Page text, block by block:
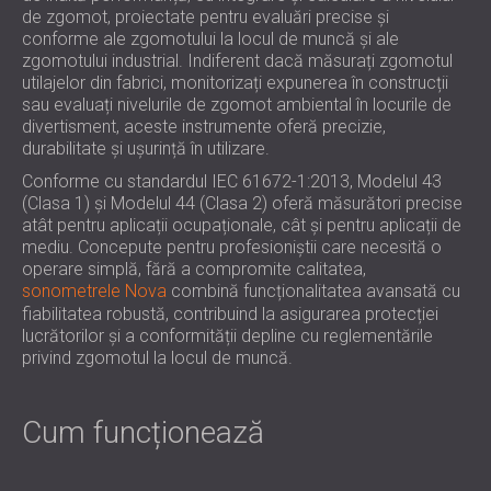
PENTRU HOTELURI
IZOLARE FONICA & PANOURI ACUSTICE
PENTRU SĂLI ȘI TEATRE
SOLUȚII DE IZOLARE FONICĂ ȘI ACUSTICĂ
PENTRU SPAȚII COMERCIALE
IZOLARE FONICĂ ȘI ACUSTICĂ PENTRU
UNITĂȚI DE ÎNVĂȚĂMÂNT
IZOLARE FONICA & PANOURI ACUSTICE
PENTRU UNITATILE DE ÎNGRIJIRE
MEDICALĂ
SOLUȚII DE IZOLARE FONICĂ ȘI ACUSTICĂ
PENTRU SECTORUL AUDIOLOGIE
SOLUȚII DE IZOLARE FONICĂ ȘI ACUSTICĂ
POLAND (PL)
FINLAND (FI)
РОССИЯ (RU)
USA (US)
SOUTH AFRICA (ZA)
de zgomot, proiectate pentru evaluări precise și
conforme ale zgomotului la locul de muncă și ale
zgomotului industrial. Indiferent dacă măsurați zgomotul
utilajelor din fabrici, monitorizați expunerea în construcții
sau evaluați nivelurile de zgomot ambiental în locurile de
divertisment, aceste instrumente oferă precizie,
durabilitate și ușurință în utilizare.
Conforme cu standardul IEC 61672-1:2013, Modelul 43
(Clasa 1) și Modelul 44 (Clasa 2) oferă măsurători precise
atât pentru aplicații ocupaționale, cât și pentru aplicații de
mediu. Concepute pentru profesioniștii care necesită o
operare simplă, fără a compromite calitatea,
sonometrele Nova combină funcționalitatea avansată cu
fiabilitatea robustă, contribuind la asigurarea protecției
lucrătorilor și a conformității depline cu reglementările
privind zgomotul la locul de muncă.
Cum funcționează